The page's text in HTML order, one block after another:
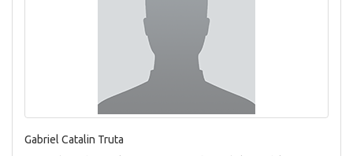
Gabriel Catalin Truta